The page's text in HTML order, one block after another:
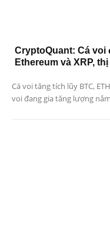
CryptoQuant: Cá voi
Ethereum và XRP,
Cá voi tăng tích lũy BTC,
voi đang gia tăng lượng